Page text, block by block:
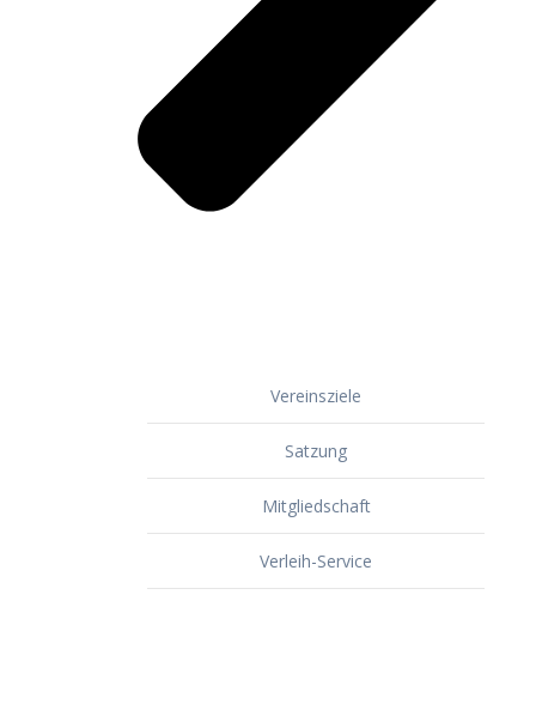
Vereinsziele
Satzung
Mitgliedschaft
Verleih-Service